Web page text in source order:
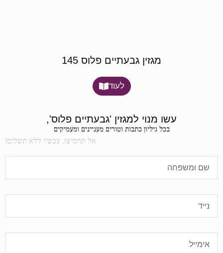
מגזין גבעתיים פלוס 145
לעוד
עשו מנוי למגזין 'גבעתיים פלוס',
בכל גיליון כתבות וטורים מעניינים ומעמיקים
אל תחמיצו, עכשיו ללא תשלום!